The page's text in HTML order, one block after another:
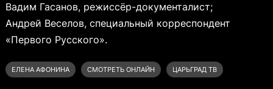
Вадим Гасанов, режиссёр-документалист;
Андрей Веселов, специальный корреспондент
«Первого Русского».
ЕЛЕНА АФОНИНА СМОТРЕТЬ ОНЛАЙН ЦАРЬГРАД ТВ